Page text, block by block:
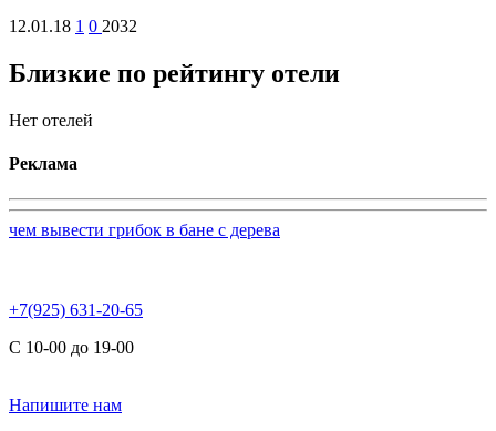
12.01.18 1 0 2032
Близкие по рейтингу отели
Нет отелей
Реклама
чем вывести грибок в бане с дерева
+7(925) 631-20-65
С 10-00 до 19-00
Напишите нам